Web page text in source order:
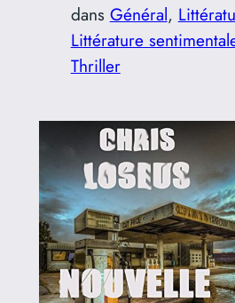
dans Général,
Littérature
Thriller